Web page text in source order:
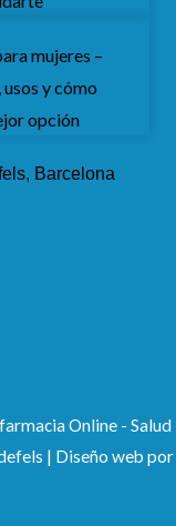
mujeres –
y cómo
opción
Barcelona
Online - Salud
| Diseño web por